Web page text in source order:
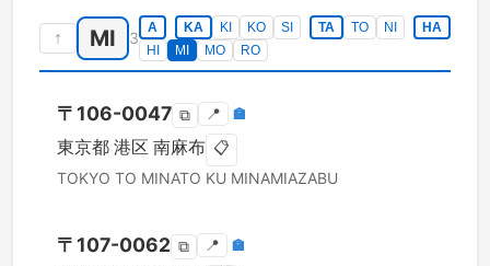
↑ MI 3
A KA KI KO SI TA TO NI
HA
HI
MI MO RO
〒 106-0047 ⧉ 📍 🏣
東京都 港区 南麻布 📋
TOKYO TO MINATO KU MINAMIAZABU
〒 107-0062 ⧉ 📍 🏣